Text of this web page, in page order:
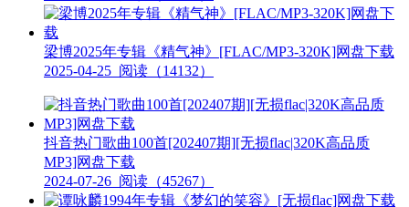
梁博2025年专辑《精气神》[FLAC/MP3-320K]网盘下载
2025-04-25 阅读（14132）
抖音热门歌曲100首[202407期][无损flac|320K高品质
MP3]网盘下载
2024-07-26 阅读（45267）